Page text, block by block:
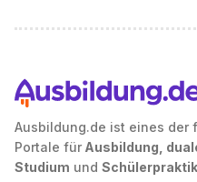
Ausbildung.de ist eines der
Portale für Ausbildung,
Studium und